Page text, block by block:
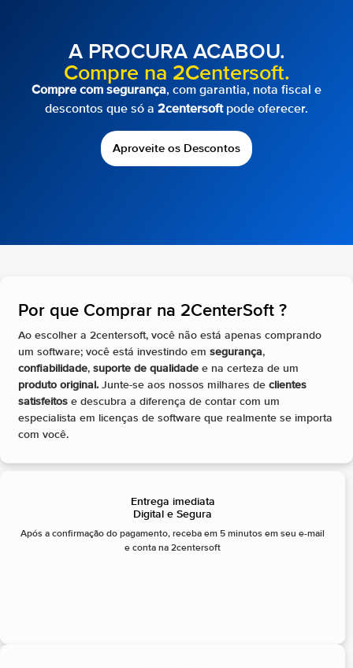
A PROCURA ACABOU.
Compre na 2Centersoft.
Compre com segurança, com garantia, nota fiscal e
descontos que só a 2centersoftpode oferecer.
Aproveite os Descontos
Por que Comprar na 2CenterSoft ?​
Ao escolher a 2centersoft, você não está apenas comprando
um software; você está investindo em segurança,
confiabilidade, suporte de qualidade e na certeza de um
produto original.Junte-se aos nossos milhares de clientes
satisfeitos e descubra a diferença de contar com um
especialista em licenças de software que realmente se importa
com você.
Entrega imediata
Digital e Segura
Após a confirmação do pagamento, receba em 5 minutos em seu e-mail
e conta na 2centersoft